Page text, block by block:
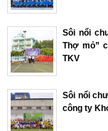
Sôi nổi
Thợ mỏ”
TKV
Sôi nổi
công ty